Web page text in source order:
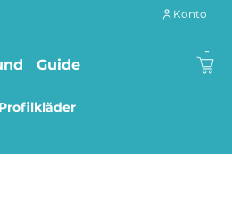
Konto
Guide
-
Profilkläder